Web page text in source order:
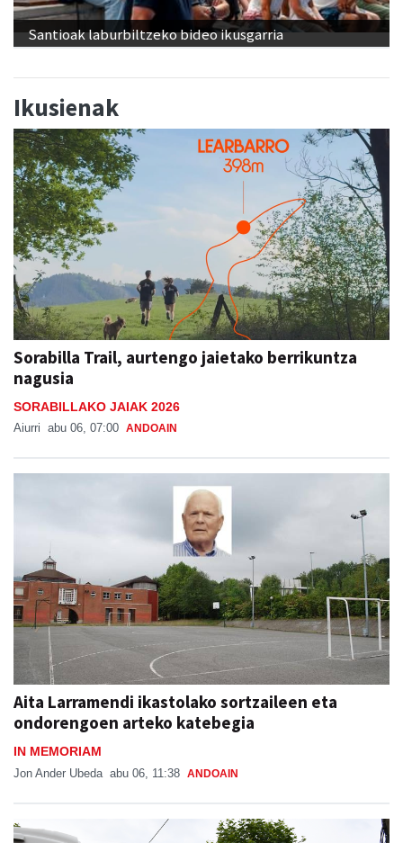
Santioak laburbiltzeko bideo ikusgarria
Ikusienak
Sorabilla Trail, aurtengo jaietako berrikuntza
nagusia
SORABILLAKO JAIAK 2026
Aiurri abu 06, 07:00 ANDOAIN
Aita Larramendi ikastolako sortzaileen eta
ondorengoen arteko katebegia
IN MEMORIAM
Jon Ander Ubeda abu 06, 11:38 ANDOAIN